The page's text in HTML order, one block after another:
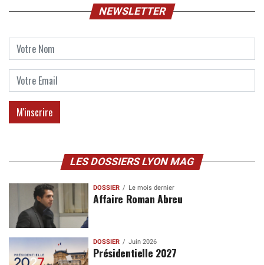
NEWSLETTER
LES DOSSIERS LYON MAG
DOSSIER Le mois dernier
Affaire Roman Abreu
DOSSIER Juin 2026
Présidentielle 2027